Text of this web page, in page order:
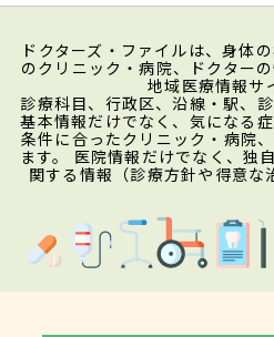
ドクターズ・ファイルは、身体
のクリニック・病院、ドクター
地域医療情報サ
診療科目、行政区、沿線・駅、
基本情報だけでなく、気になる
条件に合ったクリニック・病院
ます。 医院情報だけでなく、独
関する情報（診療方針や得意な